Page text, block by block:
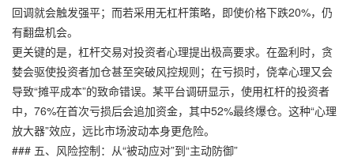
回调就会触发强平；而若采用无杠杆策略，即使价格下跌20%，仍
有翻盘机会。
更关键的是，杠杆交易对投资者心理提出极高要求。在盈利时，贪
婪会驱使投资者加仓甚至突破风控规则；在亏损时，侥幸心理又会
导致“摊平成本”的致命错误。某平台调研显示，使用杠杆的投资者
中，76%在首次亏损后会追加资金，其中52%最终爆仓。这种“心理
放大器”效应，远比市场波动本身更危险。
### 五、风险控制：从“被动应对”到“主动防御”